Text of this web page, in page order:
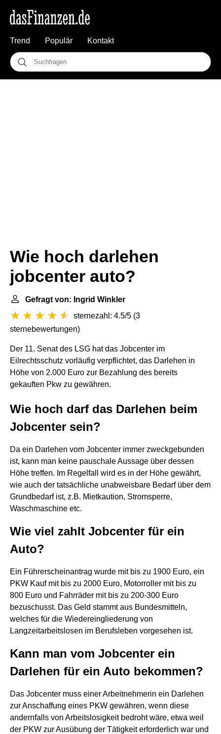
Trend Populär Kontakt
Wie hoch darlehen
jobcenter auto?
Gefragt von: Ingrid Winkler
sternezahl: 4.5/5 (3
sternebewertungen)
Der 11. Senat des LSG hat das Jobcenter im
Eilrechtsschutz vorläufig verpflichtet, das Darlehen in
Höhe von 2.000 Euro zur Bezahlung des bereits
gekauften Pkw zu gewähren.
Wie hoch darf das Darlehen beim
Jobcenter sein?
Da ein Darlehen vom Jobcenter immer zweckgebunden
ist, kann man keine pauschale Aussage über dessen
Höhe treffen. Im Regelfall wird es in der Höhe gewährt,
wie auch der tatsächliche unabweisbare Bedarf über dem
Grundbedarf ist, z.B. Mietkaution, Stromsperre,
Waschmaschine etc.
Wie viel zahlt Jobcenter für ein
Auto?
Ein Führerscheinantrag wurde mit bis zu 1900 Euro, ein
PKW Kauf mit bis zu 2000 Euro, Motorroller mit bis zu
800 Euro und Fahrräder mit bis zu 200-300 Euro
bezuschusst. Das Geld stammt aus Bundesmitteln,
welches für die Wiedereingliederung von
Langzeitarbeitslosen im Berufsleben vorgesehen ist.
Kann man vom Jobcenter ein
Darlehen für ein Auto bekommen?
Das Jobcenter muss einer Arbeitnehmerin ein Darlehen
zur Anschaffung eines PKW gewähren, wenn diese
andernfalls von Arbeitslosigkeit bedroht wäre, etwa weil
der PKW zur Ausübung der Tätigkeit erforderlich war und